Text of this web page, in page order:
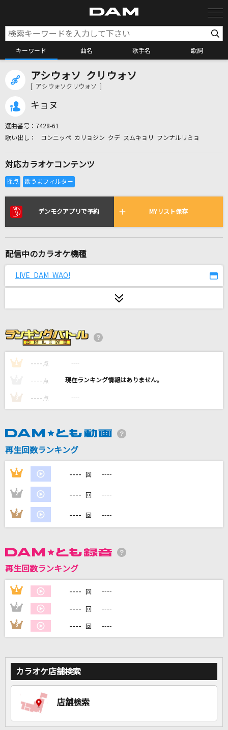
キーワード 曲名 歌手名 歌詞
カラオケ検索
リアルタイムで歌われている曲の一覧
[生音]君の為のキミノウタ(ビデオクリップバー
ジョン)
RADWIMPS
プライド・ブライト
勇者(ビデオクリップバージョン)
YOASOBI
[生音]いい日旅立ち
山口百恵
幻日
BLUE ENCOUNT
スカイクラッドの観測者
いとうかなこ
Shape Of You [シェイプ・オブ・ユー]
Ed Sheeran
[生音]時代
中島みゆき
もっと見る
DAMの新曲・ランキングなど
アシウォソ クリウォソ
[ アシウォソクリウォソ ]
キョヌ
選曲番号： 7428-61
コンニッペ カリョジン クデ スムキョリ フンナルリミョ
対応カラオケコンテンツ
デンモクアプリで予約 MYリスト保存
配信中のカラオケ機種
LIVE DAM WAO!
1 ---- 点 ----
---- 点 ----
3 ---- 点 ----
再生回数ランキング
1 ---- 回 ----
2 ---- 回 ----
3 ---- 回 ----
再生回数ランキング
1 ---- 回 ----
2 ---- 回 ----
3 ---- 回 ----
カラオケ店舗検索
店舗検索